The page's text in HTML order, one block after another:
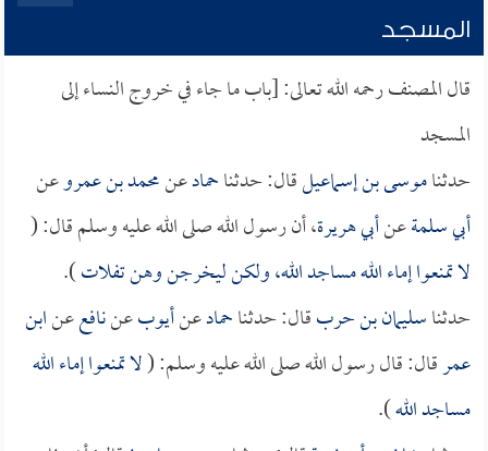
المسجد
قال المصنف رحمه الله تعالى: [باب ما جاء في خروج النساء إلى
المسجد
حدثناموسى بن إسماعيلقال: حدثناحمادعنمحمد بن عمروعن
أبي سلمةعنأبي هريرة، أن رسول الله صلى الله عليه وسلم قال: (
لا تمنعوا إماء الله مساجد الله، ولكن ليخرجن وهن تفلات).
حدثناسليمان بن حربقال: حدثناحمادعنأيوبعننافععنابن
عمرقال: قال رسول الله صلى الله عليه وسلم: (لا تمنعوا إماء الله
مساجد الله).